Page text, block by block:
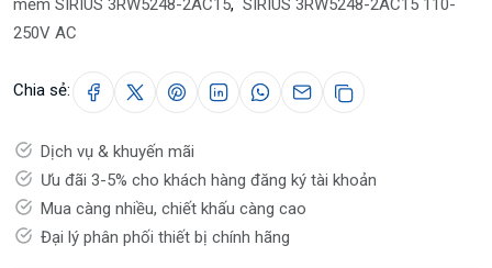
mềm SIRIUS 3RW5248-2AC15, SIRIUS 3RW5248-2AC15 110-
250V AC
Chia sẻ:
Dịch vụ & khuyến mãi
Ưu đãi 3-5% cho khách hàng đăng ký tài khoản
Mua càng nhiều, chiết khấu càng cao
Đại lý phân phối thiết bị chính hãng